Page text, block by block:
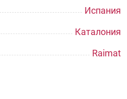
Испания
Каталония
Raimat